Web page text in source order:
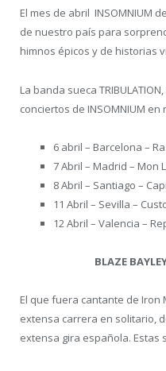
El mes de abril INSOMNIUM
de nuestro país para
himnos épicos y de historias
La banda sueca
conciertos de INSOMNIUM en
6 abril – Barcelona –
7 Abril – Madrid – Mon
8 Abril – Santiago –
11 Abril – Sevilla –
12 Abril – Valencia –
BLAZE
El que fuera cantante de
extensa carrera en solitario,
extensa gira española. Estas